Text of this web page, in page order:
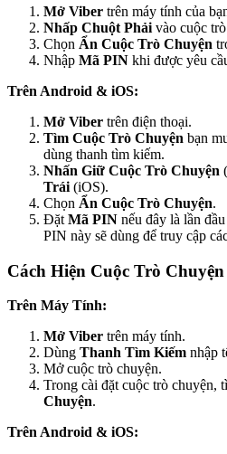
Mở Viber trên máy tính của
Nhấp Chuột Phải vào cuộc
Chọn Ẩn Cuộc Trò Chuyện
Nhập Mã PIN khi được yêu
Trên Android & iOS:
Mở Viber trên điện thoại.
Tìm Cuộc Trò Chuyện bạn
dùng thanh tìm kiếm.
Nhấn Giữ Cuộc Trò Chuyện
Trái (iOS).
Chọn Ẩn Cuộc Trò Chuyện.
Đặt Mã PIN nếu đây là lần
PIN này sẽ dùng để truy cập
Cách Hiện Cuộc Trò
Trên Máy Tính:
Mở Viber trên máy tính.
Dùng Thanh Tìm Kiếm nhập
Mở cuộc trò chuyện.
Trong cài đặt cuộc trò chuyện,
Chuyện.
Trên Android & iOS: